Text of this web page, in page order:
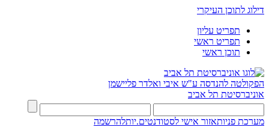
דילוג לתוכן העיקרי
תפריט עליון
תפריט ראשי
תוכן ראשי
הפקולטה להנדסה ע"ש איבי ואלדר פליישמן
אוניברסיטת תל אביב
מערכת פניותאזור אישי לסטודנטים.יותלהרשמה